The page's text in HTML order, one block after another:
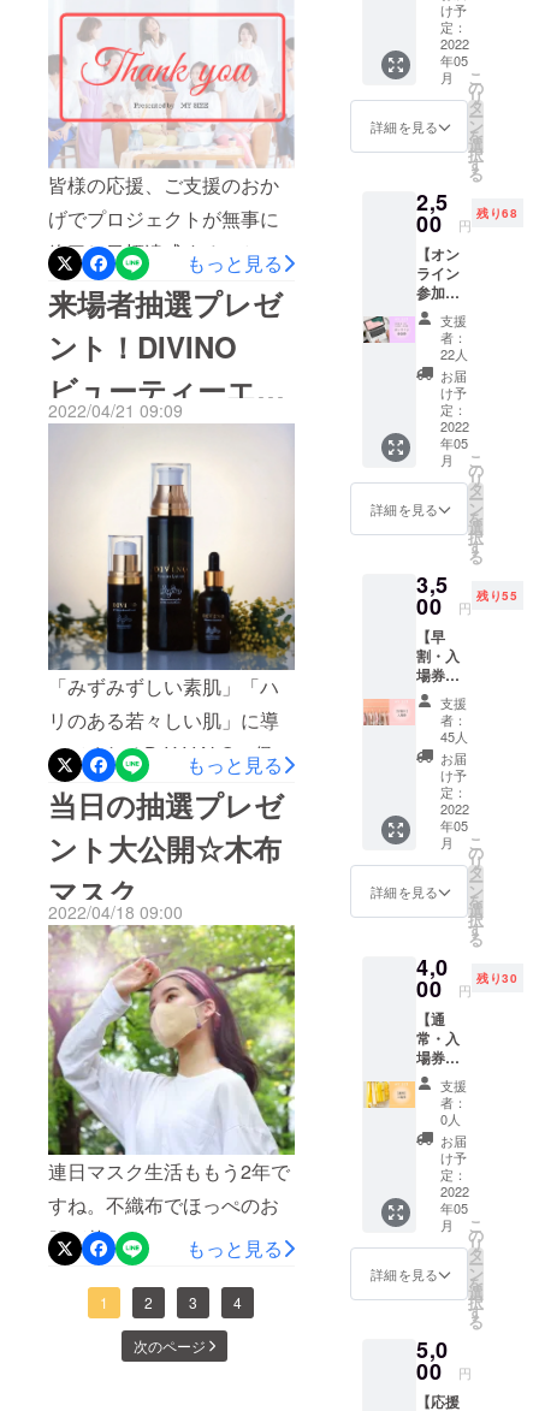
好評でした。そしてファッ
ションショー。大勢の方が
見守る中、10名のモデルた
ちがランウェイを歩きまし
た。皆さんのこれまでのサ
ステナブルファッションの
イメージがガラッと変わっ
た瞬間です。会場からは大
きな拍手が起こっていまし
た。トークショーでは資生
堂ヘアメイクアップアー
ティスト向井志臣さんをお
デート術について。実際に
メイクをしながら明日から
すぐに実践できる今風メイ
クを伝授いただきました。
サステナブルファッション
を一人でも多くの方に見
て・知って・触っていただ
くこと。そして洋服を購入
する際にこれからの新しい
選択肢として「サステナブ
ルファッション」があたり
まえに選択肢に上がるそん
な世に中へなればとスタッ
フ一同願っています。ご来
場いただきありがとうござ
いました！MY SIZEスタッ
フ一同
無農薬を実現されたTHE
MATCHA CLUBさんの貴
重なお抹茶です。抹茶は、
一定期間光をさえぎって育
てた茶葉を乾燥させ、茶臼
で挽いて微紛状にしたもの
です。茶葉育成中、虫や病
気により収穫量や味、品質
に大きなバラツキがでてし
まうため、少なからず農薬
を使用されています。実
は、欧米では日本よりも農
薬や添加物の基準が厳しい
ため、日本産抹茶でも輸出
ができない抹茶もあるんで
すよ。THE MATCH
CLUBさんの抹茶は、「有機
JAS」認証だけでなく、
「レインフォレスト・アラ
イアンス」「ICEA（米国農
務省認証）」の厳しい認証
を取得されています。虫は
手でひとつひとつ取り除
き、近隣の畑の農薬から守
りながら栽培をするという
徹底ぶりなんです。 抹茶は
茶葉すべてをそのままいた
だきます。茶葉に含まれる
良質な栄養素をすべて取り
入れることができる、いわ
ば、スーパーフード！解毒
作用、リラクゼーション効
果、虫歯・口臭予防、浮腫
予防だけでなく、ビタミンC
や食物繊維がたっぷりなの
で、美容や風邪予防にも効
果的なんですよ！ 正真正銘
のオーガニック抹茶。農薬
なしなので、メリットばか
りのスーパーフード。 是
皆様の応援、ご支援のおか
げでプロジェクトが無事に
終了し目標達成することが
できました！！本当に本当
にありがとうございまし
た。皆様の応援メッセージ
に心が温まると共に、これ
まで思い描いてきたことが
嬉しさが込み上げてきま
す。３週間必死に走り抜け
て本当によかったです。イ
ベント当日まであと２週
間。運営スタッフ一同、最
高のイベントになるよう努
めて参りますのでどうぞよ
ろしくお願いいたします。
MY SIZEスタッフ一同
もっと見る
来場者抽選プレゼ
ント！DIVINO
ビューティーエッ
センス 〜エシカ
ルで素肌が蘇る〜
2022/04/21 09:09
「みずみずしい素肌」「ハ
リのある若々しい肌」に導
いてくれるD I V I N Oの保湿
美容液、抽選で20名様にお
試しいただけます〜！！１
００%天然のボタニカル成
分、「黒酵母アウレオ」聞
いたこと、ありますか？？
このアウレオ、正式名はア
ウレオバシジュウム培養
液。「黒酵母」から抽出さ
れる、１００%天然のジェ
ル状液です。 保湿効果や
免疫賦活剤など、４０以上
の特許を持つ注目の成分
で、この度、初めて化粧品
に取り入れることに成功し
たんだそうです。 美肌へ
のアプローチとして効果が
あるとされる「ヒアルロン
酸」や「コンドロイチン」
もっと見る
当日の抽選プレゼ
ント大公開☆木布
マスク
2022/04/18 09:00
連日マスク生活ももう2年で
すね。不織布でほっぺのお
肌が荒れてしまっている
方、本当に多いと思いま
す。 実はスタイリスト長
田もマスクがとても苦手
もっと見る
1 2 3 4
次のページ
とうい
う方向
けのリ
ターン
です。
＜
Thank
youメー
ル＞を
しま
す。 遠
方の方
や当日
会場に
来られ
ない方
も ぜひ
応援の
力でイ
ベント
を盛り
上げて
くださ
ると嬉
しいで
す。
け予
定：
2022
年05
月
詳細を見る
こ
の
リ
タ
ー
ン
を
選
択
す
る
2,5
00 円
残り68
【オン
ライン
参加
券】
2,500円
▶︎オン
ライン
参加チ
ケット
１枚
（全員
へアー
カイブ
プレゼ
ント付
き） ＊
限あり
5/8
(日）14
時〜15
時リア
ル会場
と一緒
に盛り
上がろ
う！
14:00~
14:30
ファッ
ション
ショー
14:30~
15:00
の様子
をリア
ルタイ
ムでお
届けし
ます。
会場に
来れな
い方や
遠方の
方もぜ
ひ一緒
にお楽
しみく
ださ
い。 ※
当日は
zoomに
支援
者：
22人
お届
け予
定：
2022
年05
月
詳細を見る
こ
の
リ
タ
ー
ン
を
選
択
す
る
3,5
00 円
残り55
【早
割・入
場券】
3,500円
▶︎入場
チケッ
ト１枚
ファッ
ション
ショー
、トー
クイベ
ントな
ど会場
内をお
楽しみ
い。
支援
者：
45人
お届
け予
定：
2022
年05
月
詳細を見る
こ
の
リ
タ
ー
ン
を
選
択
す
る
4,0
00 円
残り30
【通
常・入
場券】
4,000円
▶︎入場
チケッ
ト１枚
ファッ
ション
ショー
、トー
クイベ
ントな
ど会場
内をお
楽しみ
い。
支援
者：
0人
お届
け予
定：
2022
年05
月
詳細を見る
こ
の
リ
タ
ー
ン
を
選
択
す
る
5,0
00 円
【応援